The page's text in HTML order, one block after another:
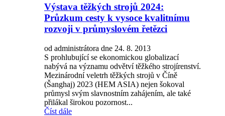
Výstava těžkých strojů 2024:
Průzkum cesty k vysoce kvalitnímu
rozvoji v průmyslovém řetězci
od administrátora dne 24. 8. 2013
S prohlubující se ekonomickou globalizací
nabývá na významu odvětví těžkého strojírenství.
Mezinárodní veletrh těžkých strojů v Číně
(Šanghaj) 2023 (HEM ASIA) nejen šokoval
průmysl svým slavnostním zahájením, ale také
přilákal širokou pozornost...
Číst dále